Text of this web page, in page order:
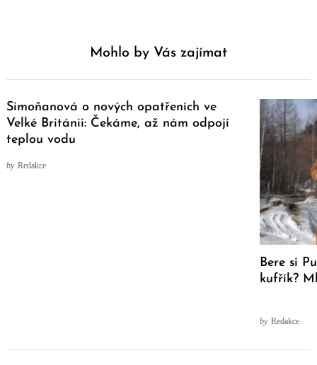
Mohlo by Vás zajímat
Simoňanová o nových opatřeních ve
Velké Británii: Čekáme, až nám odpojí
teplou vodu
by Redakce
Bere si
kufřík?
by Redakce